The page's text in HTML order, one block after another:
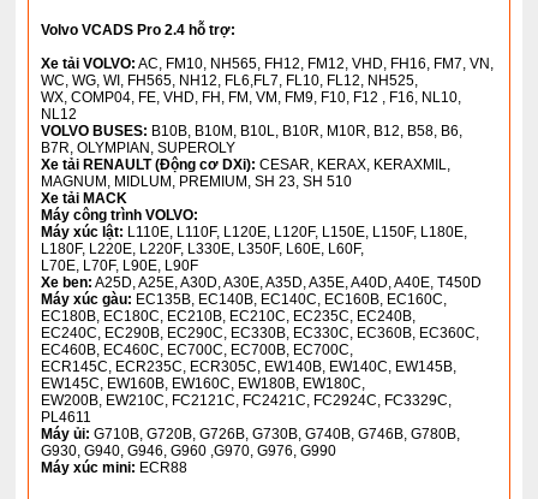
Volvo VCADS Pro 2.4 hỗ trợ:
Xe tải VOLVO: AC, FM10, NH565, FH12, FM12, VHD, FH16, FM7, VN,
WC, WG, WI, FH565, NH12, FL6,FL7, FL10, FL12, NH525,
WX, COMP04, FE, VHD, FH, FM, VM, FM9, F10, F12 , F16, NL10,
NL12
VOLVO BUSES: B10B, B10M, B10L, B10R, M10R, B12, B58, B6,
B7R, OLYMPIAN, SUPEROLY
Xe tải RENAULT (Động cơ DXi): CESAR, KERAX, KERAXMIL,
MAGNUM, MIDLUM, PREMIUM, SH 23, SH 510
Xe tải MACK
Máy công trình VOLVO:
Máy xúc lật: L110E, L110F, L120E, L120F, L150E, L150F, L180E,
L180F, L220E, L220F, L330E, L350F, L60E, L60F,
L70E, L70F, L90E, L90F
Xe ben: A25D, A25E, A30D, A30E, A35D, A35E, A40D, A40E, T450D
Máy xúc gàu: EC135B, EC140B, EC140C, EC160B, EC160C,
EC180B, EC180C, EC210B, EC210C, EC235C, EC240B,
EC240C, EC290B, EC290C, EC330B, EC330C, EC360B, EC360C,
EC460B, EC460C, EC700C, EC700B, EC700C,
ECR145C, ECR235C, ECR305C, EW140B, EW140C, EW145B,
EW145C, EW160B, EW160C, EW180B, EW180C,
EW200B, EW210C, FC2121C, FC2421C, FC2924C, FC3329C,
PL4611
Máy ủi: G710B, G720B, G726B, G730B, G740B, G746B, G780B,
G930, G940, G946, G960 ,G970, G976, G990
Máy xúc mini: ECR88